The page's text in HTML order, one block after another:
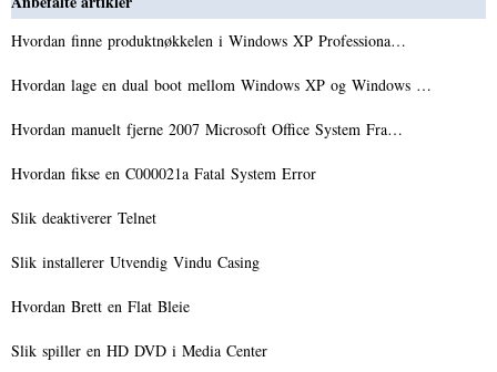
Hvordan finne produktnøkkelen i Windows XP Professiona…
Hvordan lage en dual boot mellom Windows XP og Windows …
Hvordan manuelt fjerne 2007 Microsoft Office System Fra…
Hvordan fikse en C000021a Fatal System Error
Slik deaktiverer Telnet
Slik installerer Utvendig Vindu Casing
Hvordan Brett en Flat Bleie
Slik spiller en HD DVD i Media Center